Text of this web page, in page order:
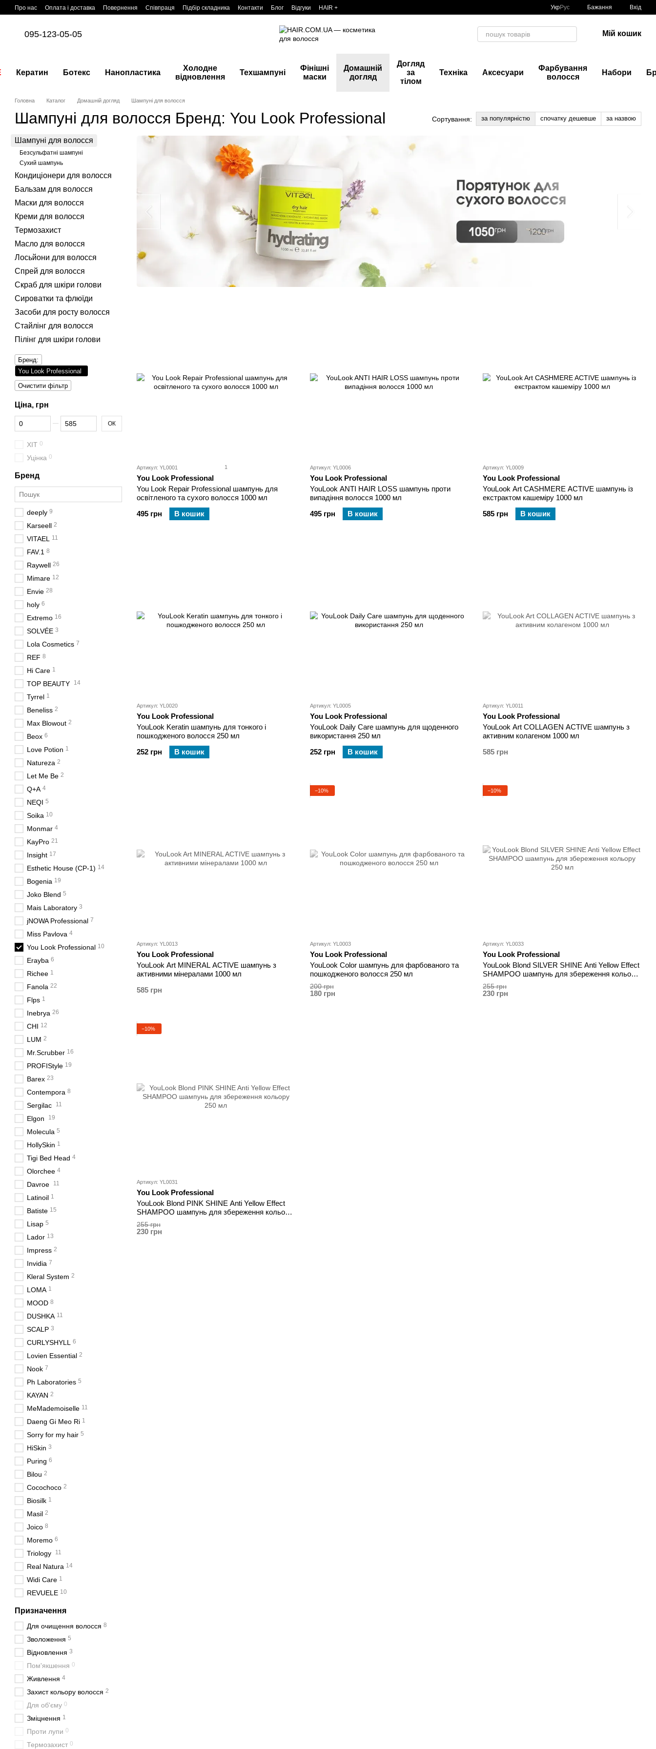
Перейти до основного контенту
Про нас Оплата і доставка Повернення Співпраця Підбір складника Контакти Блог Відгуки HAIR + УкрРус Бажання Вхід
095-123-05-05 Мій кошик
Кератин Ботекс Нанопластика
Холодне
відновлення
Техшампуні
Фінішні
маски
Домашній
догляд
Догляд
за
тілом
Техніка Аксесуари
Фарбування
волосся
Набори
Головна Каталог Домашній догляд Шампуні для волосся
Шампуні для волосся Бренд: You Look Professional Сортування: за популярністю спочатку дешевше за назвою
Артикул: YL0001 1
You Look Professional
You Look Repair Professional шампунь для
освітленого та сухого волосся 1000 мл
495 грн
В кошик
Артикул: YL0006
You Look Professional
YouLook ANTI HAIR LOSS шампунь проти
випадіння волосся 1000 мл
495 грн
В кошик
Артикул: YL0009
You Look Professional
YouLook Art CASHMERE ACTIVE шампунь із
екстрактом кашеміру 1000 мл
585 грн
В кошик
Артикул: YL0020
You Look Professional
YouLook Keratin шампунь для тонкого і
пошкодженого волосся 250 мл
252 грн
В кошик
Артикул: YL0005
You Look Professional
YouLook Daily Care шампунь для щоденного
використання 250 мл
252 грн
В кошик
Артикул: YL0011
You Look Professional
YouLook Art COLLAGEN ACTIVE шампунь з
активним колагеном 1000 мл
585 грн
Артикул: YL0013
You Look Professional
YouLook Art MINERAL ACTIVE шампунь з
активними мінералами 1000 мл
585 грн
−10%
Артикул: YL0003
You Look Professional
YouLook Color шампунь для фарбованого та
пошкодженого волосся 250 мл
200 грн
180 грн
−10%
Артикул: YL0033
You Look Professional
YouLook Blond SILVER SHINE Anti Yellow Effect
SHAMPOO шампунь для збереження кольору
250 мл
255 грн
230 грн
−10%
Артикул: YL0031
You Look Professional
YouLook Blond PINK SHINE Anti Yellow Effect
SHAMPOO шампунь для збереження кольору
250 мл
255 грн
230 грн
Шампуні для волосся
Безсульфатні шампуні
Сухий шампунь
Кондиціонери для волосся
Бальзам для волосся
Маски для волосся
Креми для волосся
Термозахист
Масло для волосся
Лосьйони для волосся
Спрей для волосся
Скраб для шкіри голови
Сироватки та флюїди
Засоби для росту волосся
Стайлінг для волосся
Пілінг для шкіри голови
Бренд:
You Look Professional
Очистити фільтр
Ціна, грн
Від Ціна, грн
До Ціна, грн ОК
ХІТ 0
Уцінка 0
Бренд
deeply 9
Karseell 2
VITAEL 11
FAV.1 8
Raywell 26
Mimare 12
Envie 28
holy 6
Extremo 16
SOLVÉE 3
Lola Cosmetics 7
REF 8
Hi Care 1
TOP BEAUTY 14
Tyrrel 1
Beneliss 2
Max Blowout 2
Beox 6
Love Potion 1
Natureza 2
Let Me Be 2
Q+A 4
NEQI 5
Soika 10
Monmar 4
KayPro 21
Insight 17
Esthetic House (CP-1) 14
Bogenia 19
Joko Blend 5
Mais Laboratory 3
jNOWA Professional 7
Miss Pavlova 4
You Look Professional 10
Erayba 6
Richee 1
Fanola 22
Flps 1
Inebrya 26
CHI 12
LUM 2
Mr.Scrubber 16
PROFIStyle 19
Barex 23
Contempora 8
Sergilac 11
Elgon 19
Molecula 5
HollySkin 1
Tigi Bed Head 4
Olorchee 4
Davroe 11
Latinoil 1
Batiste 15
Lisap 5
Lador 13
Impress 2
Invidia 7
Kleral System 2
LOMA 1
MOOD 8
DUSHKA 11
SCALP 3
CURLYSHYLL 6
Lovien Essential 2
Nook 7
Ph Laboratories 5
KAYAN 2
MeMademoiselle 11
Daeng Gi Meo Ri 1
Sorry for my hair 5
HiSkin 3
Puring 6
Bilou 2
Cocochoco 2
Biosilk 1
Masil 2
Joico 8
Moremo 6
Triology 11
Real Natura 14
Widi Care 1
REVUELE 10
Призначення
Для очищення волосся 8
Зволоження 5
Відновлення 3
Пом'якшення 0
Живлення 4
Захист кольору волосся 2
Для об'єму 0
Зміцнення 1
Проти лупи 0
Термозахист 0